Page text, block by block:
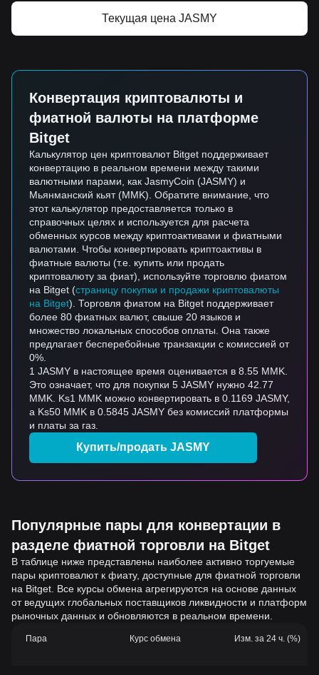
Текущая цена JASMY
Конвертация криптовалюты и
фиатной валюты на платформе
Bitget
Калькулятор цен криптовалют Bitget поддерживает
конвертацию в реальном времени между такими
валютными парами, как JasmyCoin (JASMY) и
Мьянманский кьят (MMK). Обратите внимание, что
этот калькулятор предоставляется только в
справочных целях и используется для расчета
обменных курсов между криптоактивами и фиатными
валютами. Чтобы конвертировать криптоактивы в
фиатные валюты (т.е. купить или продать
криптовалюту за фиат), используйте торговлю фиатом
на Bitget (страницу покупки и продажи криптовалюты
на Bitget). Торговля фиатом на Bitget поддерживает
более 80 фиатных валют, свыше 20 языков и
множество локальных способов оплаты. Она также
предлагает бесперебойные транзакции с комиссией от
0%.
1 JASMY в настоящее время оценивается в 8.55 MMK.
Это означает, что для покупки 5 JASMY нужно 42.77
MMK. Ks1 MMK можно конвертировать в 0.1169 JASMY,
а Ks50 MMK в 0.5845 JASMY без комиссий платформы
и платы за газ.
Купить/продать JASMY
Популярные пары для конвертации в
разделе фиатной торговли на Bitget
В таблице ниже представлены наиболее активно торгуемые
пары криптовалют к фиату, доступные для фиатной торговли
на Bitget. Все курсы обмена агрегируются на основе данных
от ведущих глобальных поставщиков ликвидности и платформ
рыночных данных и обновляются в реальном времени.
Пара Курс обмена Изм. за 24 ч. (%)